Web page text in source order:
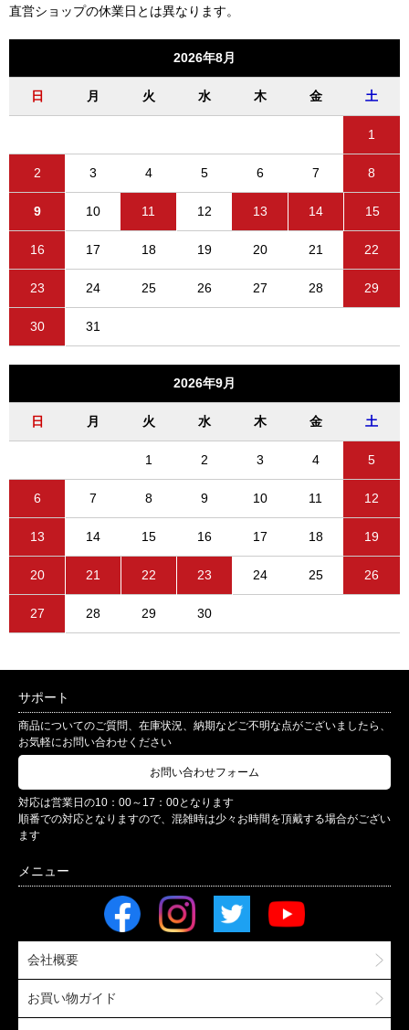
直営ショップの休業日とは異なります。
2026年8月
日 月 火 水 木 金 土
1
2 3 4 5 6 7 8
9 10 11 12 13 14 15
16 17 18 19 20 21 22
23 24 25 26 27 28 29
30 31
2026年9月
日 月 火 水 木 金 土
1 2 3 4 5
6 7 8 9 10 11 12
13 14 15 16 17 18 19
20 21 22 23 24 25 26
27 28 29 30
サポート
商品についてのご質問、在庫状況、納期などご不明な点がございましたら、
お気軽にお問い合わせください
お問い合わせフォーム
対応は営業日の10：00～17：00となります
順番での対応となりますので、混雑時は少々お時間を頂戴する場合がござい
ます
会社概要
お買い物ガイド